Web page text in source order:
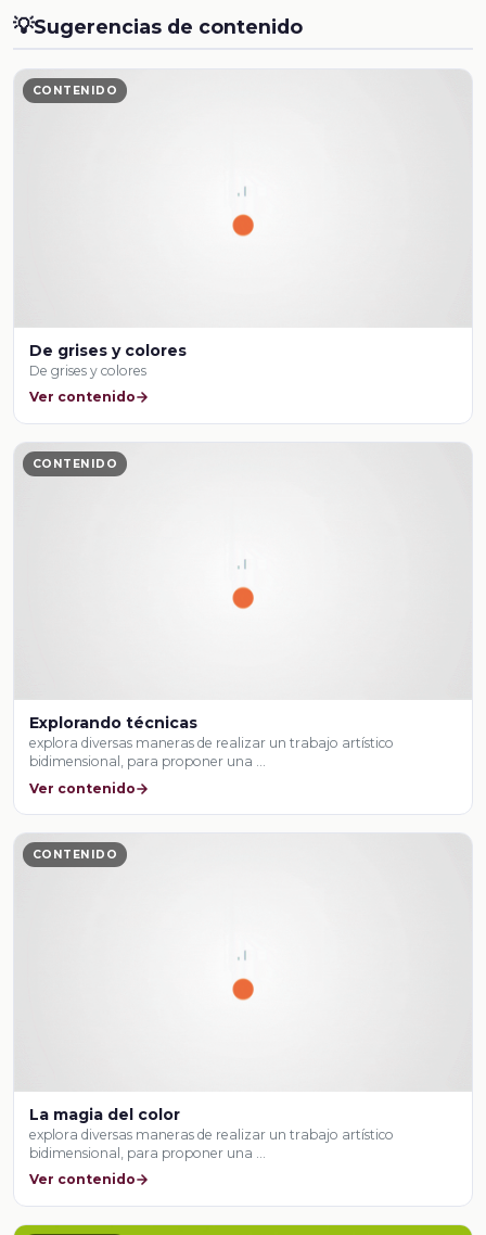
💡Sugerencias de contenido
CONTENIDO
De grises y colores
De grises y colores
Ver contenido
CONTENIDO
Explorando técnicas
explora diversas maneras de realizar un trabajo artístico
bidimensional, para proponer una …
Ver contenido
CONTENIDO
La magia del color
explora diversas maneras de realizar un trabajo artístico
bidimensional, para proponer una …
Ver contenido